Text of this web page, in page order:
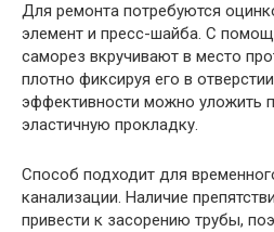
Для ремонта потребуются
элемент и пресс-шайба. С
саморез вкручивают в место
плотно фиксируя его в
эффективности можно уложить
эластичную прокладку.
Способ подходит для
канализации. Наличие
привести к засорению трубы,